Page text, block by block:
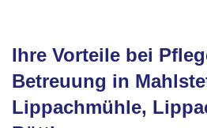
Ihre Vorteile bei
Betreuung in
Lippachmühle,